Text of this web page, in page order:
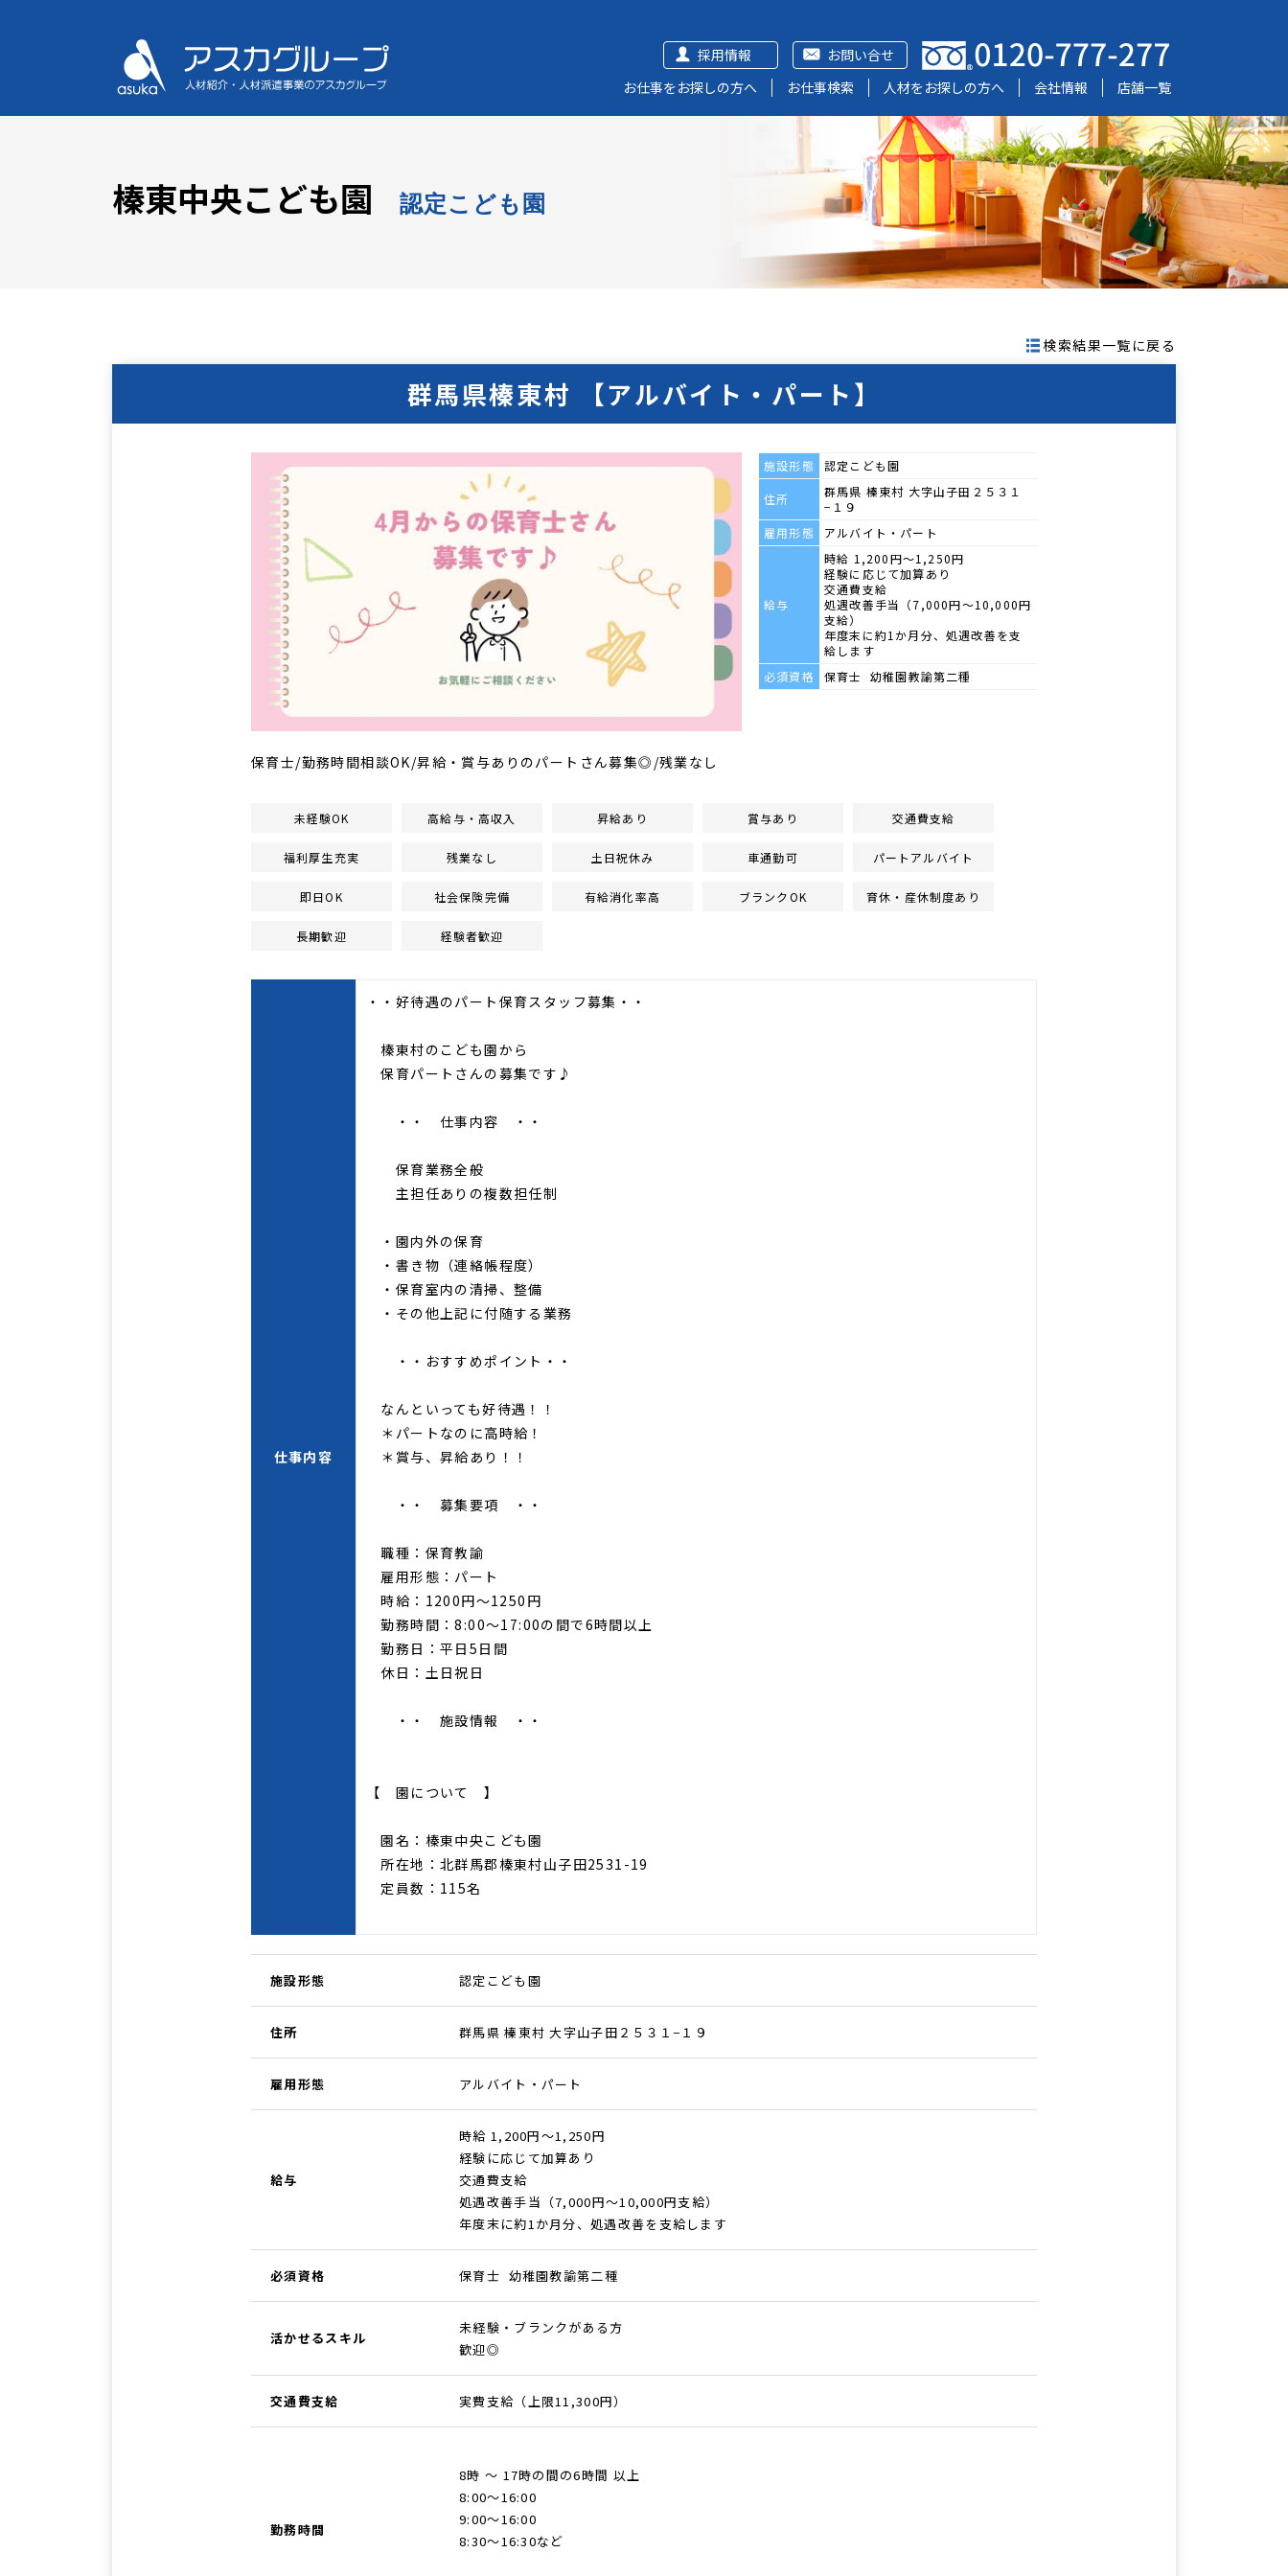
お問い合せ
採用情報
お仕事をお探しの方へ
お仕事検索 人材をお探しの方へ 会社情報 店舗一覧
榛東中央こども園 認定こども園
検索結果一覧に戻る
群馬県榛東村 【アルバイト・パート】
施設形態 認定こども園
住所
群馬県 榛東村 大字山子田２５３１
−１９
雇用形態
アルバイト・パート
給与
時給 1,200円～1,250円
経験に応じて加算あり
交通費支給
処遇改善手当（7,000円～10,000円
支給）
年度末に約1か月分、処遇改善を支
給します
必須資格
保育士 幼稚園教諭第二種
保育士/勤務時間相談OK/昇給・賞与ありのパートさん募集◎/残業なし
未経験OK 高給与・高収入 昇給あり 賞与あり 交通費支給
福利厚生充実 残業なし 土日祝休み 車通勤可 パートアルバイト
即日OK 社会保険完備 有給消化率高 ブランクOK 育休・産休制度あり
長期歓迎 経験者歓迎
仕事内容
・・好待遇のパート保育スタッフ募集・・
榛東村のこども園から
保育パートさんの募集です♪
・・ 仕事内容 ・・
保育業務全般
主担任ありの複数担任制
・園内外の保育
・書き物（連絡帳程度）
・保育室内の清掃、整備
・その他上記に付随する業務
・・おすすめポイント・・
なんといっても好待遇！！
＊パートなのに高時給！
＊賞与、昇給あり！！
・・ 募集要項 ・・
職種：保育教諭
雇用形態：パート
時給：1200円～1250円
勤務時間：8:00～17:00の間で6時間以上
勤務日：平日5日間
休日：土日祝日
・・ 施設情報 ・・
【 園について 】
園名：榛東中央こども園
所在地：北群馬郡榛東村山子田2531-19
定員数：115名
施設形態 認定こども園
住所 群馬県 榛東村 大字山子田２５３１−１９
雇用形態 アルバイト・パート
給与
時給 1,200円～1,250円
経験に応じて加算あり
交通費支給
処遇改善手当（7,000円～10,000円支給）
年度末に約1か月分、処遇改善を支給します
必須資格 保育士 幼稚園教諭第二種
活かせるスキル
未経験・ブランクがある方
歓迎◎
交通費支給 実費支給（上限11,300円）
勤務時間
8時 ～ 17時の間の6時間 以上
8:00～16:00
9:00～16:00
8:30～16:30など